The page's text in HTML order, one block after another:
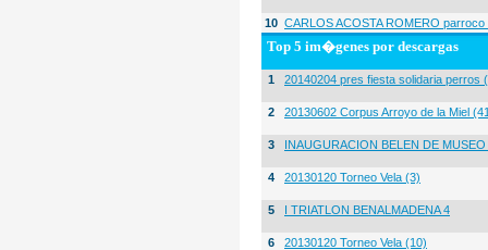
10 CARLOS ACOSTA ROMERO
Top 5 im�genes por descargas
1 20140204 pres fiesta solidaria perros
2 20130602 Corpus Arroyo de la Miel
3 INAUGURACION BELEN DE
4 20130120 Torneo Vela (3)
5 I TRIATLON BENALMADENA 4
6 20130120 Torneo Vela (10)